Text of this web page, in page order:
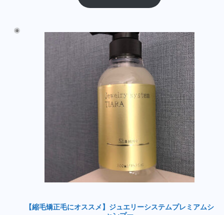
【縮毛矯正毛にオススメ】ジュエリーシステムプレミアムシ